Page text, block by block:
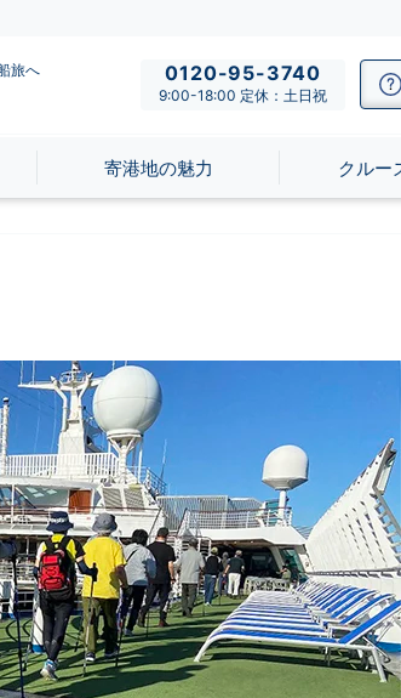
旅へ 0120-95-3740
9:00-18:00 定休：土日祝
寄港地の魅力 クルー